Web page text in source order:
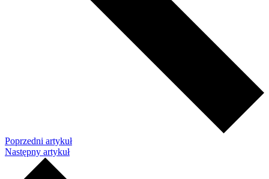
Poprzedni artykuł
Następny artykuł